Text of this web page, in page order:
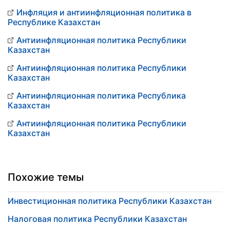
Инфляция и антиинфляционная политика в
Республике Казахстан
Антиинфляционная политика Республики
Казахстан
Антиинфляционная политика Республики
Казахстан
Антиинфляционная политика Республика
Казахстан
Антиинфляционная политика Республики
Казахстан
Похожие темы
Инвестиционная политика Республики Казахстан
Налоговая политика Республики Казахстан